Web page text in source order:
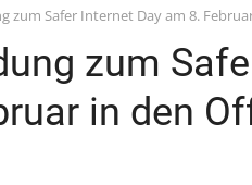
zum Safer Internet Day am 8.
zum
in den